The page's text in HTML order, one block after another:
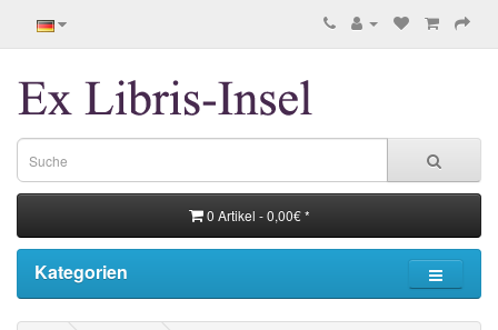
0 Artikel - 0,00€ *
Kategorien